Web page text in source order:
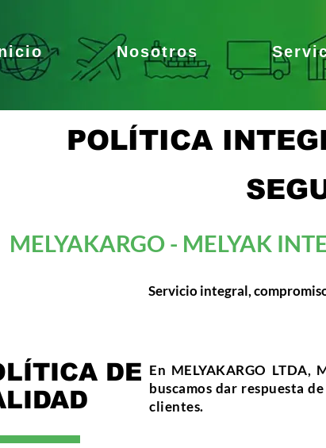
Nosotros
POLÍTICA
MELYAKARGO - MELYAK
Servicio integral,
DE En MELYAKARGO LTDA,
buscamos dar respuesta
clientes.